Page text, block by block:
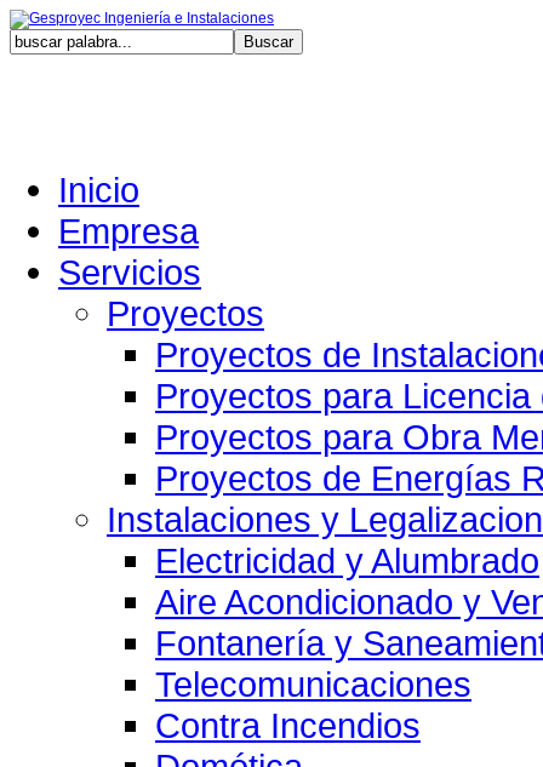
Inicio
Empresa
Servicios
Proyectos
Proyectos de
Proyectos para Licencia
Proyectos para Obra
Proyectos de Energías
Instalaciones y
Electricidad y Alumbrado
Aire Acondicionado y
Fontanería y
Telecomunicaciones
Contra Incendios